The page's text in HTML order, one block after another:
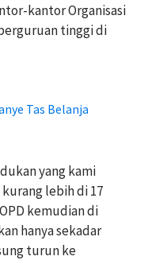
kantor Organisasi
tinggi di
Tas Belanja
yang kami
lebih di 17
kemudian di
hanya sekadar
turun ke